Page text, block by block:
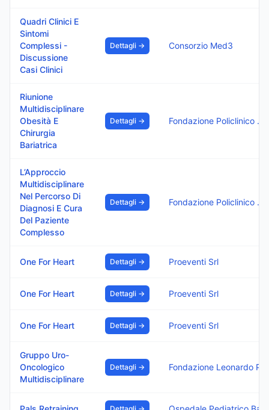
Quadri Clinici E
Sintomi
Complessi -
Discussione
Casi Clinici
Dettagli → Consorzio Med3
Riunione
Multidisciplinare
Obesità E
Chirurgia
Bariatrica
Dettagli → Fondazione Policlinico Di Monza
L’Approccio
Multidisciplinare
Nel Percorso Di
Diagnosi E Cura
Del Paziente
Complesso
Dettagli → Fondazione Policlinico Di Monza
One For Heart Dettagli → Proeventi Srl
One For Heart Dettagli → Proeventi Srl
One For Heart Dettagli → Proeventi Srl
Gruppo Uro-
Oncologico
Multidisciplinare
Dettagli →